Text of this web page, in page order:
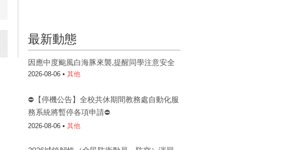
最新動態
因應中度颱風白海豚來襲,提醒同學注意安全
2026-08-06 • 其他
⛔【停機公告】全校共休期間教務處自動化服
務系統將暫停各項申請⛔
2026-08-06 • 其他